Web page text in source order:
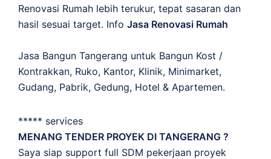
Renovasi Rumah lebih terukur, tepat sasaran dan
hasil sesuai target. Info Jasa Renovasi Rumah
Jasa Bangun Tangerang untuk Bangun Kost /
Kontrakkan, Ruko, Kantor, Klinik, Minimarket,
Gudang, Pabrik, Gedung, Hotel & Apartemen.
***** services
MENANG TENDER PROYEK DI TANGERANG ?
Saya siap support full SDM pekerjaan proyek